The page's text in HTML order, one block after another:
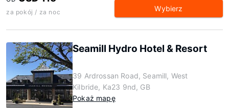
za pokój / za noc Wybierz
Seamill Hydro Hotel & Resort
39 Ardrossan Road, Seamill, West
Kilbride, Ka23 9nd, GB
Pokaż mapę